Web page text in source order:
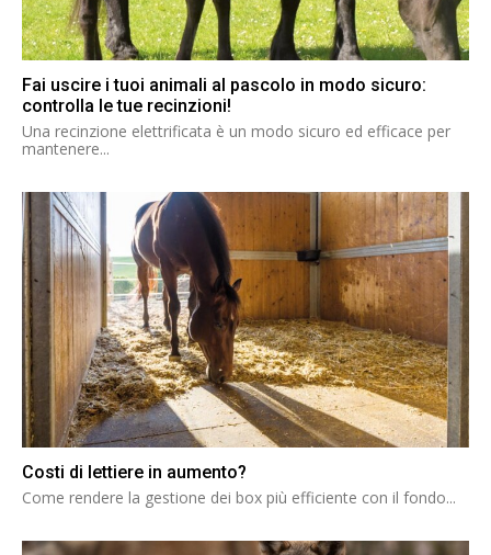
Fai uscire i tuoi animali al pascolo in modo sicuro:
controlla le tue recinzioni!
Una recinzione elettrificata è un modo sicuro ed efficace per
mantenere...
Costi di lettiere in aumento?
Come rendere la gestione dei box più efficiente con il fondo...